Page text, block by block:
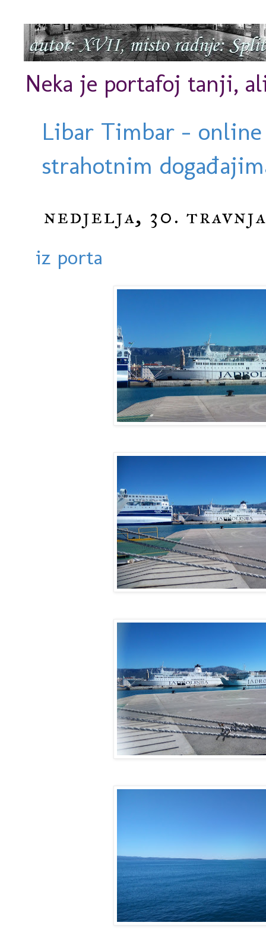
Neka je portafoj tanji,
Libar Timbar -
strahotnim
nedjelja, 30. travnja
iz porta